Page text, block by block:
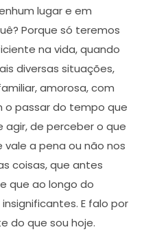
lugar e em
Porque só teremos
na vida, quando
diversas situações,
amorosa, com
o passar do tempo que
de perceber o que
vale a pena ou não nos
coisas, que antes
que ao longo do
E falo por
do que sou hoje.